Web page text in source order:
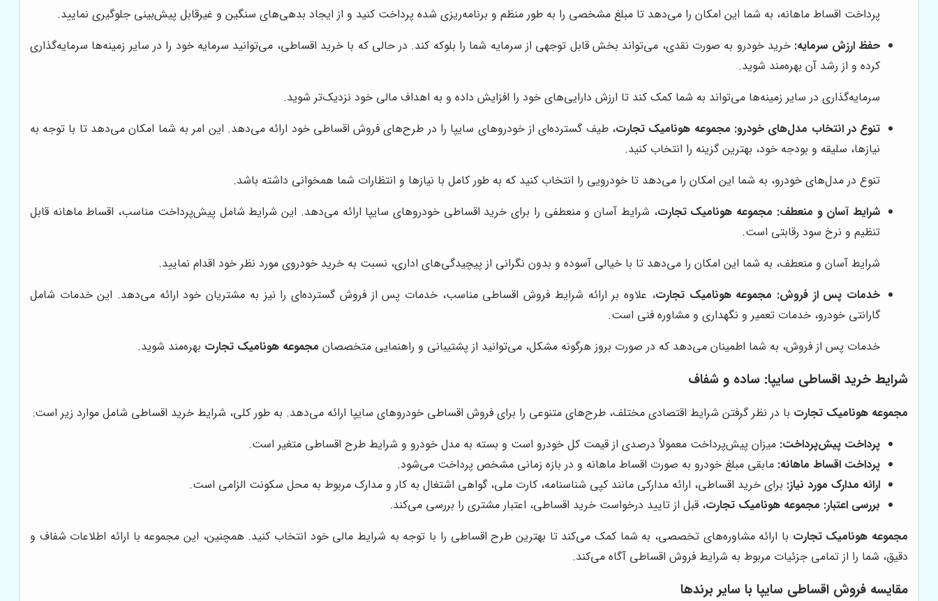
پرداخت اقساط ماهانه، به شما این امکان را می‌دهد تا مبلغ مشخصی را به طور منظم و برنامه‌ریزی شده پرداخت کنید و از ایجاد بدهی‌های سنگین و غیرقابل پیش‌بینی جلوگیری نمایید.
حفظ ارزش سرمایه: خرید خودرو به صورت نقدی، می‌تواند بخش قابل توجهی از سرمایه شما را بلوکه کند. در حالی که با خرید اقساطی، می‌توانید سرمایه خود را در سایر زمینه‌ها سرمایه‌گذاری
کرده و از رشد آن بهره‌مند شوید.
سرمایه‌گذاری در سایر زمینه‌ها می‌تواند به شما کمک کند تا ارزش دارایی‌های خود را افزایش داده و به اهداف مالی خود نزدیک‌تر شوید.
تنوع در انتخاب مدل‌های خودرو: مجموعه هونامیک تجارت، طیف گسترده‌ای از خودروهای سایپا را در طرح‌های فروش اقساطی خود ارائه می‌دهد. این امر به شما امکان می‌دهد تا با توجه به
نیازها، سلیقه و بودجه خود، بهترین گزینه را انتخاب کنید.
تنوع در مدل‌های خودرو، به شما این امکان را می‌دهد تا خودرویی را انتخاب کنید که به طور کامل با نیازها و انتظارات شما همخوانی داشته باشد.
شرایط آسان و منعطف: مجموعه هونامیک تجارت، شرایط آسان و منعطفی را برای خرید اقساطی خودروهای سایپا ارائه می‌دهد. این شرایط شامل پیش‌پرداخت مناسب، اقساط ماهانه قابل
تنظیم و نرخ سود رقابتی است.
شرایط آسان و منعطف، به شما این امکان را می‌دهد تا با خیالی آسوده و بدون نگرانی از پیچیدگی‌های اداری، نسبت به خرید خودروی مورد نظر خود اقدام نمایید.
خدمات پس از فروش: مجموعه هونامیک تجارت، علاوه بر ارائه شرایط فروش اقساطی مناسب، خدمات پس از فروش گسترده‌ای را نیز به مشتریان خود ارائه می‌دهد. این خدمات شامل
گارانتی خودرو، خدمات تعمیر و نگهداری و مشاوره فنی است.
خدمات پس از فروش، به شما اطمینان می‌دهد که در صورت بروز هرگونه مشکل، می‌توانید از پشتیبانی و راهنمایی متخصصان مجموعه هونامیک تجارت بهره‌مند شوید.
شرایط خرید اقساطی سایپا: ساده و شفاف
مجموعه هونامیک تجارت با در نظر گرفتن شرایط اقتصادی مختلف، طرح‌های متنوعی را برای فروش اقساطی خودروهای سایپا ارائه می‌دهد. به طور کلی، شرایط خرید اقساطی شامل موارد زیر است:
پرداخت پیش‌پرداخت: میزان پیش‌پرداخت معمولاً درصدی از قیمت کل خودرو است و بسته به مدل خودرو و شرایط طرح اقساطی متغیر است.
پرداخت اقساط ماهانه: مابقی مبلغ خودرو به صورت اقساط ماهانه و در بازه زمانی مشخص پرداخت می‌شود.
ارائه مدارک مورد نیاز: برای خرید اقساطی، ارائه مدارکی مانند کپی شناسنامه، کارت ملی، گواهی اشتغال به کار و مدارک مربوط به محل سکونت الزامی است.
بررسی اعتبار: مجموعه هونامیک تجارت، قبل از تایید درخواست خرید اقساطی، اعتبار مشتری را بررسی می‌کند.
مجموعه هونامیک تجارت با ارائه مشاوره‌های تخصصی، به شما کمک می‌کند تا بهترین طرح اقساطی را با توجه به شرایط مالی خود انتخاب کنید. همچنین، این مجموعه با ارائه اطلاعات شفاف و
دقیق، شما را از تمامی جزئیات مربوط به شرایط فروش اقساطی آگاه می‌کند.
مقایسه فروش اقساطی سایپا با سایر برندها